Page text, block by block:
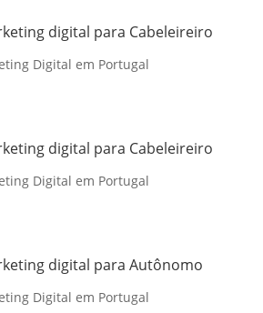
digital para Cabeleireiro
Digital em Portugal
digital para Cabeleireiro
Digital em Portugal
digital para Autônomo
Digital em Portugal